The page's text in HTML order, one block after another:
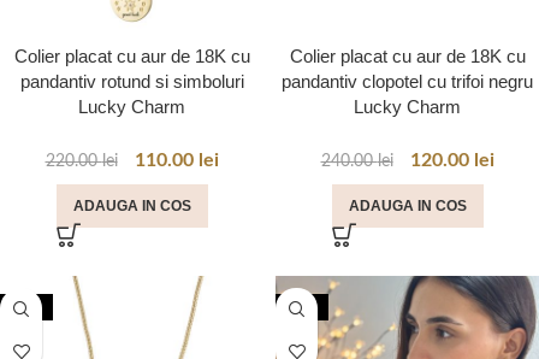
Colier placat cu aur de 18K cu
pandantiv rotund si simboluri
Lucky Charm
220.00lei 110.00 lei
ADAUGA IN COS
Colier placat cu aur de 18K cu
pandantiv clopotel cu trifoi negru
Lucky Charm
240.00lei 120.00 lei
ADAUGA IN COS
-50% -30%